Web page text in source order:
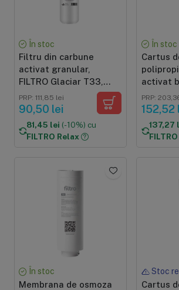
În stoc
Filtru din carbune
activat granular,
FILTRO Glaciar T33,
carbon activat
granular, reglare gust
si miros, conectare
usoara twist
PRP: 111,85 lei
90,50 lei
81,45 lei (-10%) cu
FILTRO Relax
În stoc
Cartus
activat
sistem
FILTRO
PRP:
152,52
137,27
În stoc
Membrana de osmoza
Stoc
Cartus